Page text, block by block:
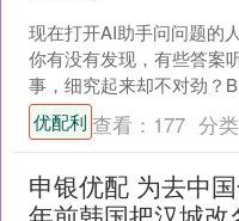
现在打开AI助手问问题的
你有没有发现，有些答案
事，细究起来却不对劲？
个测试，向ChatGPT、
AI提了....
优配利 查看： 177 分类
申银优配 为去中